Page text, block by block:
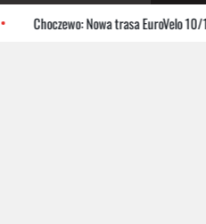
Choczewo: Nowa trasa EuroVelo 10/13 w